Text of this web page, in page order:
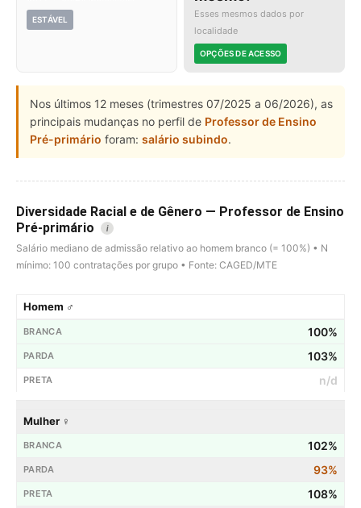
ESTÁVEL
Esses mesmos dados por
localidade
OPÇÕES DE ACESSO
Nos últimos 12 meses (trimestres 07/2025 a 06/2026), as
principais mudanças no perfil de Professor de Ensino
Pré-primário foram: salário subindo.
Diversidade Racial e de Gênero — Professor de Ensino
Pré-primário
i
Salário mediano de admissão relativo ao homem branco (= 100%) • N
mínimo: 100 contratações por grupo • Fonte: CAGED/MTE
Homem ♂
100%
103%
n/d
Mulher ♀
102%
93%
108%